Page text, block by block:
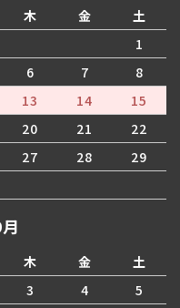
木 金
土
1
6 7
8
13 14
15
20 21
22
27 28
29
木 金
土
3 4
5